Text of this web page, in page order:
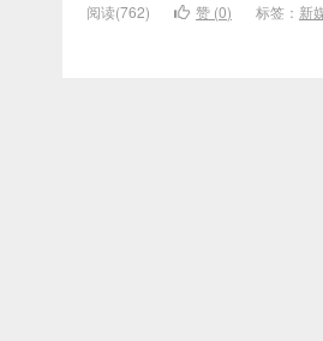
阅读(762) 赞 (0) 标签： 新